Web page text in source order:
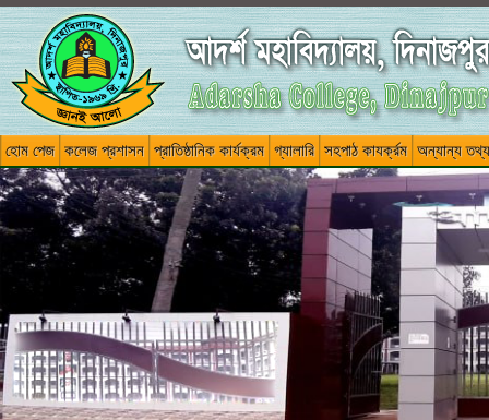
হোম পেজ কলেজ প্রশাসন প্রাতিষ্ঠানিক কার্যক্রম গ্যালারি সহপাঠ কাযর্ক্রম অন্যান্য তথ্য